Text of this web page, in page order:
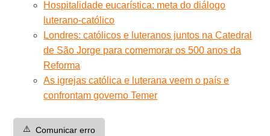
Hospitalidade eucarística: meta do diálogo
luterano-católico
Londres: católicos e luteranos juntos na Catedral
de São Jorge para comemorar os 500 anos da
Reforma
As igrejas católica e luterana veem o país e
confrontam governo Temer
⚠️ Comunicar erro